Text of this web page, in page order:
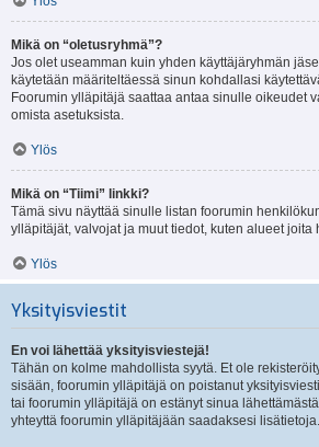
Mikä on “oletusryhmä”?
Jos olet useamman kuin yhden käyttäjäryhmän
käytetään määriteltäessä sinun kohdallasi
Foorumin ylläpitäjä saattaa antaa sinulle oikeudet
omista asetuksista.
Ylös
Mikä on “Tiimi” linkki?
Tämä sivu näyttää sinulle listan foorumin
ylläpitäjät, valvojat ja muut tiedot, kuten alueet joita
Ylös
Yksityisviestit
En voi lähettää yksityisviestejä!
Tähän on kolme mahdollista syytä. Et ole
sisään, foorumin ylläpitäjä on poistanut
tai foorumin ylläpitäjä on estänyt sinua
yhteyttä foorumin ylläpitäjään saadaksesi lisätietoja.